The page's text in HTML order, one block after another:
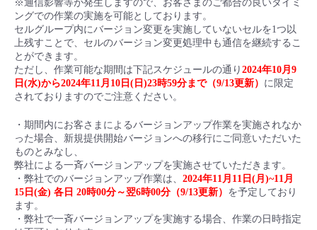
※通信影響等が発生しますので、お客さまのご都合の良いタイミ
ングでの作業の実施を可能としております。
セルグループ内にバージョン変更を実施していないセルを1つ以
上残すことで、セルのバージョン変更処理中も通信を継続するこ
とができます。
ただし、作業可能な期間は下記スケジュールの通り 2024年10月9
日(水)から2024年11月10日(日)23時59分まで（9/13更新） に限定
されておりますのでご注意ください。
・期間内にお客さまによるバージョンアップ作業を実施されなか
った場合、新規提供開始バージョンへの移行にご同意いただいた
ものとみなし、
弊社による一斉バージョンアップを実施させていただきます。
・弊社でのバージョンアップ作業は、 2024年11月11日(月)~11月
15日(金) 各日 20時00分～翌6時00分（9/13更新） を予定しており
ます。
・弊社で一斉バージョンアップを実施する場合、作業の日時指定